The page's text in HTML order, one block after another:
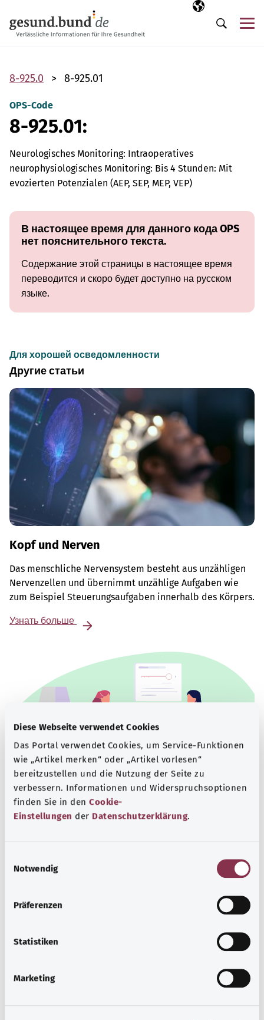
Diese Webseite verwendet Cookies
Das Portal verwendet Cookies, um Service-Funktionen
wie „Artikel merken“ oder „Artikel vorlesen“
bereitzustellen und die Nutzung der Seite zu
verbessern. Informationen und Widerspruchsoptionen
finden Sie in den Cookie-
Einstellungen der Datenschutzerklärung.
Notwendig
Präferenzen
Statistiken
Marketing
Выбранный
RU
Поиск
8-925.0 8-925.01
OPS-Code
8-925.01:
Neurologisches Monitoring: Intraoperatives
neurophysiologisches Monitoring: Bis 4 Stunden: Mit
evozierten Potenzialen (AEP, SEP, MEP, VEP)
В настоящее время для данного кода OPS
нет пояснительного текста.
Содержание этой страницы в настоящее время
переводится и скоро будет доступно на русском
языке.
Для хорошей осведомленности
Другие статьи
Kopf und Nerven
Das menschliche Nervensystem besteht aus unzähligen
Nervenzellen und übernimmt unzählige Aufgaben wie
zum Beispiel Steuerungsaufgaben innerhalb des Körpers.
Узнать больше
Beratung und Hilfe